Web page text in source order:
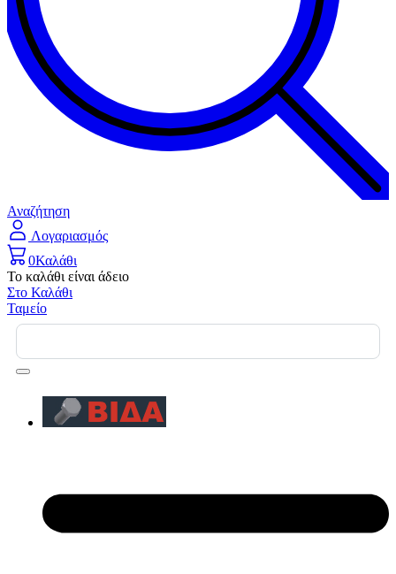
Αναζήτηση
Λογαριασμός
0Καλάθι
Το καλάθι είναι άδειο
Στο Καλάθι
Ταμείο